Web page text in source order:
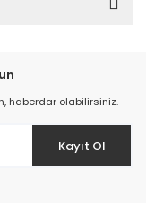
haberdar olabilirsiniz.
Kayıt Ol